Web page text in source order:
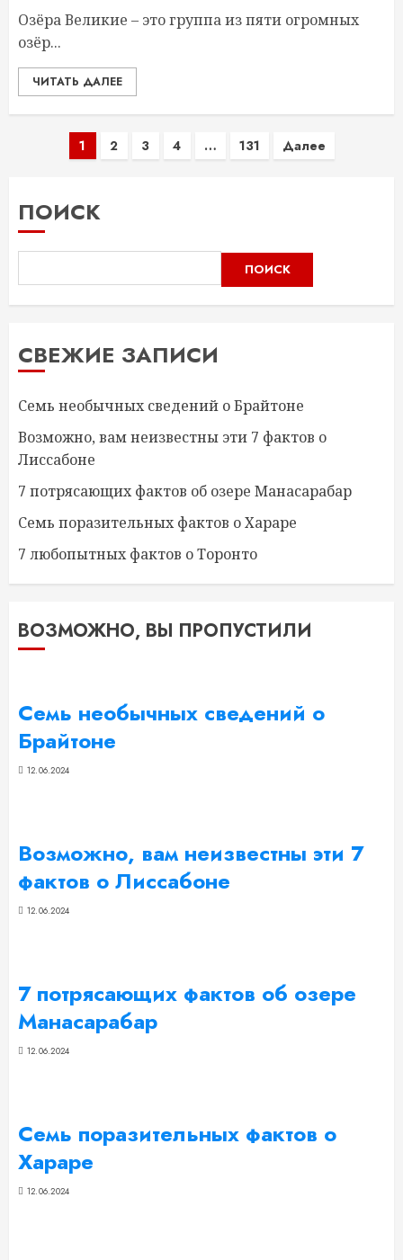
Озёра Великие – это группа из пяти огромных
озёр...
ЧИТАТЬ ДАЛЕЕ
Пагинация
1 2 3 4 … 131 Далее
ПОИСК
ПОИСК
СВЕЖИЕ ЗАПИСИ
Семь необычных сведений о Брайтоне
Возможно, вам неизвестны эти 7 фактов о
Лиссабоне
7 потрясающих фактов об озере Манасарабар
Семь поразительных фактов о Хараре
7 любопытных фактов о Торонто
ВОЗМОЖНО, ВЫ ПРОПУСТИЛИ
Семь необычных сведений о
Брайтоне
12.06.2024
Возможно, вам неизвестны эти 7
фактов о Лиссабоне
12.06.2024
7 потрясающих фактов об озере
Манасарабар
12.06.2024
Семь поразительных фактов о
Хараре
12.06.2024